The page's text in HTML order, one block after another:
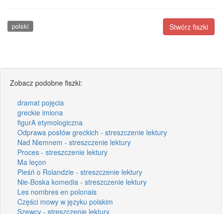
Stwórz fiszki
polski
Zobacz podobne fiszki:
dramat pojęcia
greckie imiona
figurA etymologiczna
Odprawa posłów greckich - streszczenie lektury
Nad Niemnem - streszczenie lektury
Proces - streszczenie lektury
Ma leçon
Pieśń o Rolandzie - streszczenie lektury
Nie-Boska komedia - streszczenie lektury
Les nombres en polonais
Części mowy w języku polskim
Szewcy - streszczenie lektury